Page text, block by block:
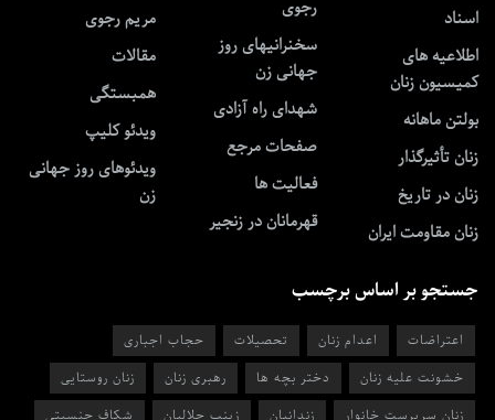
اسناد
اطلاعیه های
کمیسیون زنان
بولتن ماهانه
زنان تأثیرگذار
زنان در تاریخ
زنان مقاومت ایران
رجوی
سخنرانیهای روز
جهانی زن
شهدای راه آزادی
صفحات مرجع
فعالیت ها
قهرمانان در زنجیر
مریم رجوی
مقالات
همبستگی
ویدئو کلیپ
ویدئوهای روز جهانی
زن
جستجو بر اساس برچسب
اعتراضات اعدام زنان تحصیلات
حجاب اجباری
خشونت علیه زنان
دختر بچه ها رهبری زنان
زنان روستایی
زنان سرپرست خانوار
زندانیان زینب جلالیان شکاف جنسیتی